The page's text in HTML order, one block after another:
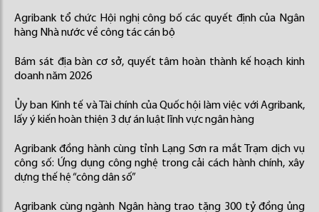
Agribank tổ chức Hội nghị công bố các quyết định của Ngân
hàng Nhà nước về công tác cán bộ
Bám sát địa bàn cơ sở, quyết tâm hoàn thành kế hoạch kinh
doanh năm 2026
Ủy ban Kinh tế và Tài chính của Quốc hội làm việc với Agribank,
lấy ý kiến hoàn thiện 3 dự án luật lĩnh vực ngân hàng
Agribank đồng hành cùng tỉnh Lạng Sơn ra mắt Trạm dịch vụ
công số: Ứng dụng công nghệ trong cải cách hành chính, xây
dựng thế hệ “công dân số”
Agribank cùng ngành Ngân hàng trao tặng 300 tỷ đồng ủng